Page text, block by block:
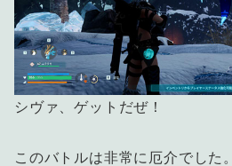
シヴァ、ゲットだぜ！
このバトルは非常に厄介でした。